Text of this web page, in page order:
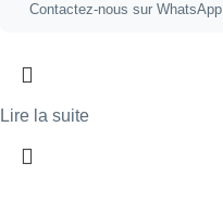
Contactez-nous sur WhatsApp
Lire la suite